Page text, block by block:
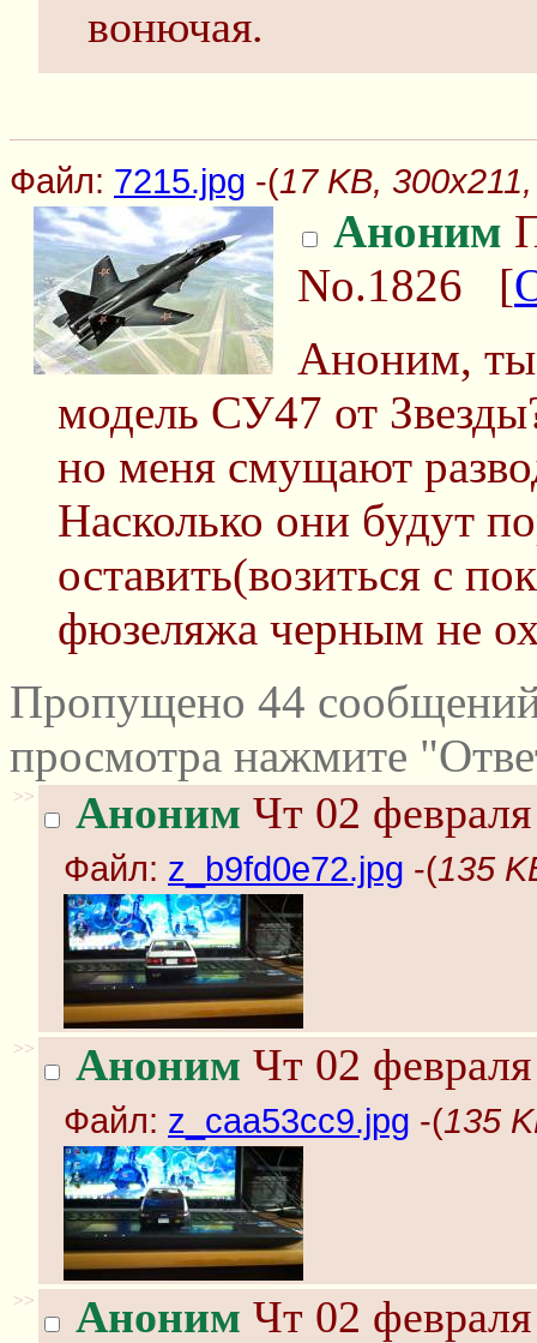
вонючая.
Файл: 7215.jpg -(17 KB,
Аноним
No.1826 [
Аноним, ты
модель СУ47 от
но меня смущают
Насколько они будут
оставить(возиться с
фюзеляжа черным не
Пропущено 44
просмотра нажмите
>> Аноним Чт 02
Файл: z_b9fd0e72.jpg -(135
>> Аноним Чт 02
Файл: z_caa53cc9.jpg -(135
>> Аноним Чт 02